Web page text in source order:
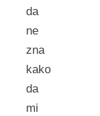
da
ne
zna
kako
da
mi